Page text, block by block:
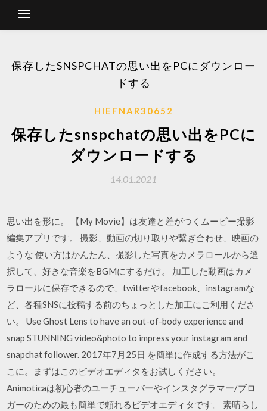
保存したSNSPCHATの思い出をPCにダウンロー
ドする
HIEFNAR30652
保存したsnspchatの思い出をPCに
ダウンロードする
14.01.2021
思い出を形に。 【My Movie】は友達と差がつくムービー撮影
編集アプリです。 撮影、動画の切り取りや繋ぎ合わせ、映画の
ような 使い方はかんたん、撮影した写真をカメラロールから選
択して、好きな音楽をBGMにするだけ。 加工した動画はカメ
ラロールに保存できるので、twitterやfacebook、instagramな
ど、各種SNSに投稿する前のちょっとした加工にご利用くださ
い。 Use Ghost Lens to have an out-of-body experience and
snap STUNNING video&photo to impress your instagram and
snapchat follower. 2017年7月25日 を簡単に作成する方法がこ
こに。まずはこのビデオエディタをお試しください。
Animoticaは初心者のユーチューバーやインスタグラマー/ブロ
ガーのための最も簡単で頼れるビデオエディタです。 素晴らし